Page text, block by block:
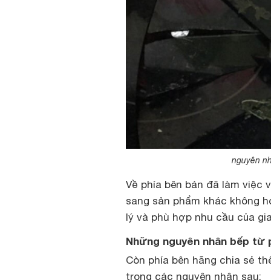
nguyên
Về phía bên bán đã làm việc
sang sản phẩm khác không
lý và phù hợp nhu cầu của
Những nguyên nhân bếp từ
Còn phía bên hãng chia sẻ
trong các nguyên nhân sau: